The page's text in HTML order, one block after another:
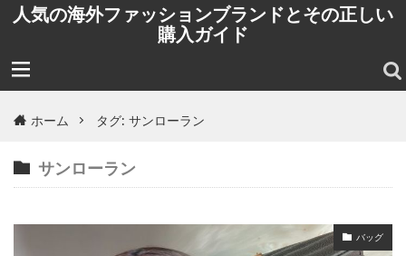
人気の海外ファッションブランドとその正しい
購入ガイド
ホーム タグ: サンローラン
サンローラン
バッグ